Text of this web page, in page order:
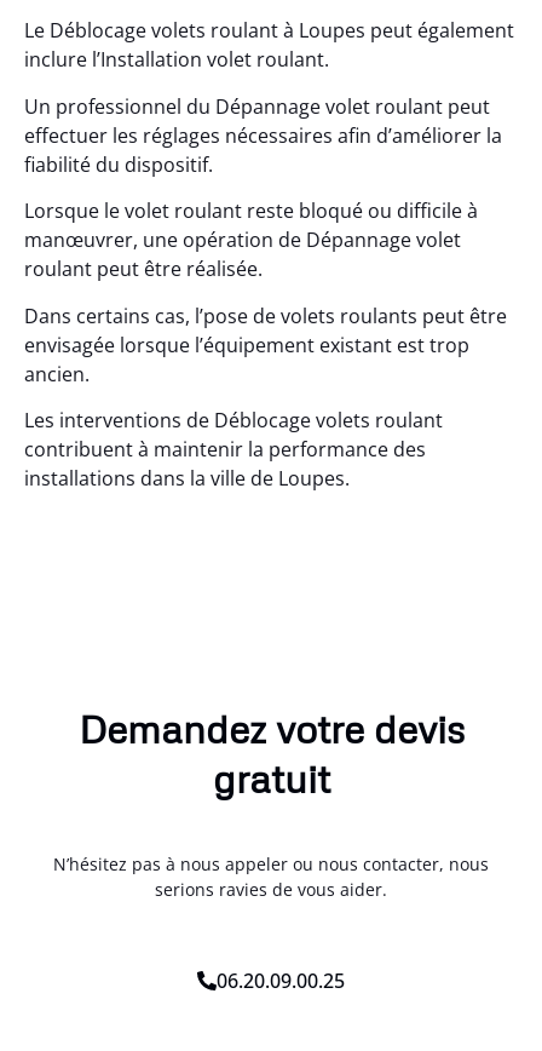
Le Déblocage volets roulant à Loupes peut également
inclure l’Installation volet roulant.
Un professionnel du Dépannage volet roulant peut
effectuer les réglages nécessaires afin d’améliorer la
fiabilité du dispositif.
Lorsque le volet roulant reste bloqué ou difficile à
manœuvrer, une opération de Dépannage volet
roulant peut être réalisée.
Dans certains cas, l’pose de volets roulants peut être
envisagée lorsque l’équipement existant est trop
ancien.
Les interventions de Déblocage volets roulant
contribuent à maintenir la performance des
installations dans la ville de Loupes.
Demandez votre devis
gratuit
N’hésitez pas à nous appeler ou nous contacter, nous
serions ravies de vous aider.
06.20.09.00.25